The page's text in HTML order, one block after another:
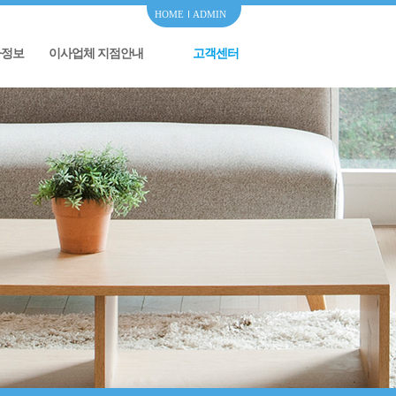
HOME ADMIN
보 이사업체 지점안내 고객센터